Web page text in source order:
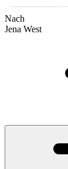
Nach
Jena West